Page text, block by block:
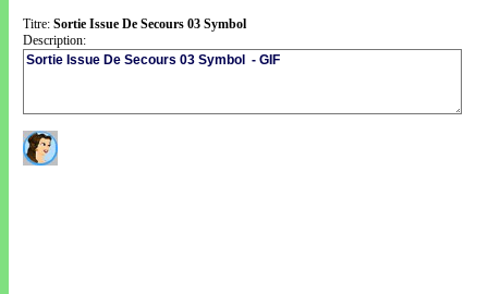
Titre: Sortie Issue De Secours 03 Symbol
Description: